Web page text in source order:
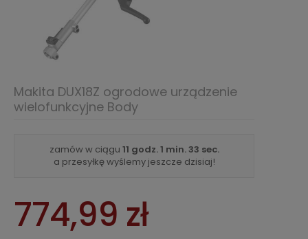
zamów w ciągu 11 godz.1 min.33 sec.
a przesyłkę wyślemy jeszcze dzisiaj!
Makita DUX18Z ogrodowe urządzenie
wielofunkcyjne Body
774,99 zł